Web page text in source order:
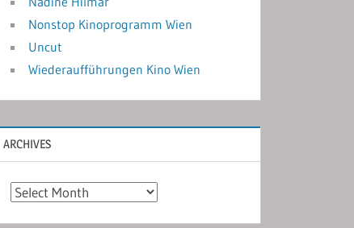
Nonstop Kinoprogramm Wien
Uncut
Wiederaufführungen Kino Wien
ARCHIVES
Archives